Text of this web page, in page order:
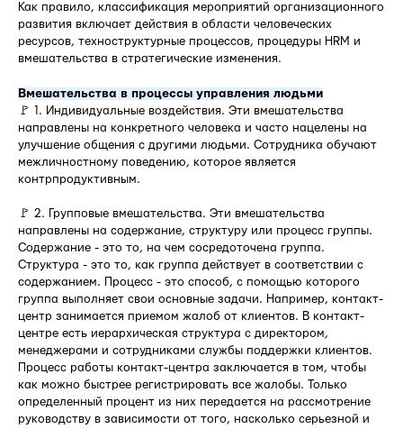
Как правило, классификация мероприятий организационного
развития включает действия в области человеческих
ресурсов, техноструктурные процессов, процедуры HRM и
вмешательства в стратегические изменения.
Вмешательства в процессы управления людьми
🚩 1. Индивидуальные воздействия. Эти вмешательства
направлены на конкретного человека и часто нацелены на
улучшение общения с другими людьми. Сотрудника обучают
межличностному поведению, которое является
контрпродуктивным.
🚩 2. Групповые вмешательства. Эти вмешательства
направлены на содержание, структуру или процесс группы.
Содержание - это то, на чем сосредоточена группа.
Структура - это то, как группа действует в соответствии с
содержанием. Процесс - это способ, с помощью которого
группа выполняет свои основные задачи. Например, контакт-
центр занимается приемом жалоб от клиентов. В контакт-
центре есть иерархическая структура с директором,
менеджерами и сотрудниками службы поддержки клиентов.
Процесс работы контакт-центра заключается в том, чтобы
как можно быстрее регистрировать все жалобы. Только
определенный процент из них передается на рассмотрение
руководству в зависимости от того, насколько серьезной и